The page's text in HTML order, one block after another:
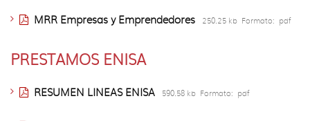
MRR Empresas y Emprendedores 250.25 kb Formato: pdf
PRESTAMOS ENISA
RESUMEN LINEAS ENISA 590.58 kb Formato: pdf